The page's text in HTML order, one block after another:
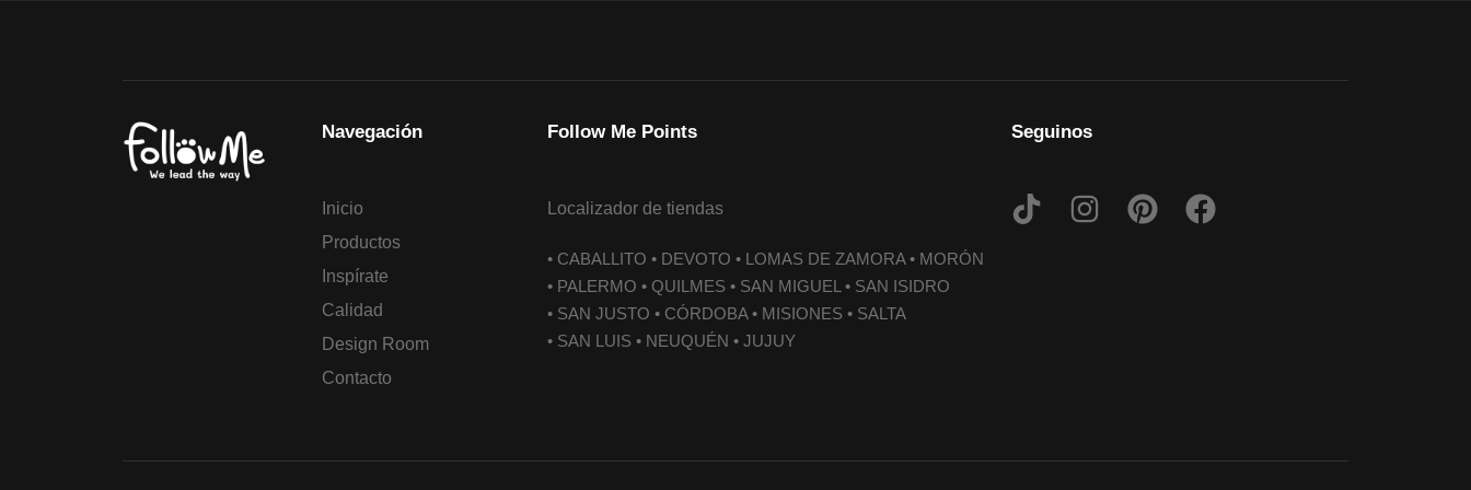
Navegación
Inicio
Productos
Inspírate
Calidad
Design Room
Contacto
Follow Me Points
Localizador de tiendas
• CABALLITO • DEVOTO • LOMAS DE ZAMORA • MORÓN
• PALERMO • QUILMES • SAN MIGUEL • SAN ISIDRO
• SAN JUSTO • CÓRDOBA • MISIONES • SALTA
• SAN LUIS • NEUQUÉN • JUJUY
Seguinos